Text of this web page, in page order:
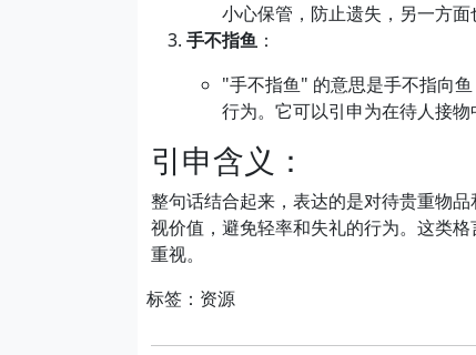
小心保管，防止遗失，另一方面
手不指鱼 ：
"手不指鱼" 的意思是手不指向
行为。它可以引申为在待人接物
引申含义：
整句话结合起来，表达的是对待贵重物
视价值，避免轻率和失礼的行为。这类
重视。
标签：资源